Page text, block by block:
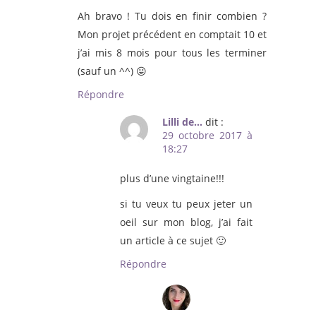
Ah bravo ! Tu dois en finir combien ?
Mon projet précédent en comptait 10 et
j’ai mis 8 mois pour tous les terminer
(sauf un ^^) 😛
Répondre
Lilli de... dit :
29 octobre 2017 à
18:27
plus d’une vingtaine!!!
si tu veux tu peux jeter un
oeil sur mon blog, j’ai fait
un article à ce sujet 🙂
Répondre